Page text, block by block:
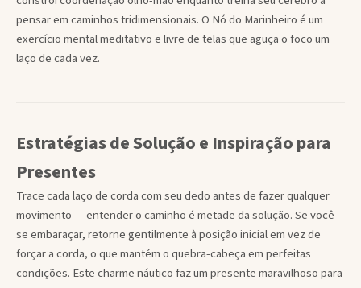
pensar em caminhos tridimensionais. O Nó do Marinheiro é um
exercício mental meditativo e livre de telas que aguça o foco um
laço de cada vez.
Estratégias de Solução e Inspiração para
Presentes
Trace cada laço de corda com seu dedo antes de fazer qualquer
movimento — entender o caminho é metade da solução. Se você
se embaraçar, retorne gentilmente à posição inicial em vez de
forçar a corda, o que mantém o quebra-cabeça em perfeitas
condições. Este charme náutico faz um presente maravilhoso para